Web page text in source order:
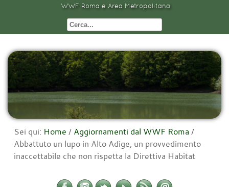
WWF Roma e Area Metropolitana
Sei qui: Home / Aggiornamenti dal WWF Roma /
Abbattuto un lupo in Alto Adige, un provvedimento
inaccettabile che non rispetta la Direttiva Habitat